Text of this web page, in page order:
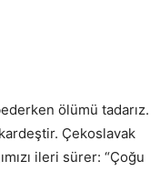
ölümü tadarız.
Çekoslavak
ileri sürer: “Çoğu